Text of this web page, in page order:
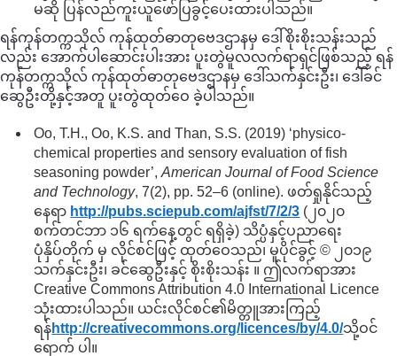
မဆို ပြန်လည်ကူးယူဖော်ပြခွင့်ပေးထားပါသည်။
ရန်ကုန်တက္ကသိုလ် ကုန်ထုတ်ဓာတုဗေဒဌာနမှ ဒေါ်စိုးစိုးသန်းသည်
လည်း အောက်ပါဆောင်းပါးအား ပူးတွဲမူလလက်ရာရှင်ဖြစ်သည့် ရန်
ကုန်တက္ကသိုလ် ကုန်ထုတ်ဓာတုဗေဒဌာနမှ ဒေါ်သက်နှင်းဦး၊ ဒေါ်ခင်
ဆွေဦးတို့နှင့်အတူ ပူးတွဲထုတ်ဝေ ခဲ့ပါသည်။
Oo, T.H., Oo, K.S. and Than, S.S. (2019) ‘physico-
chemical properties and sensory evaluation of fish
seasoning powder’,American Journal of Food Science
and Technology, 7(2), pp. 52–6 (online). ဖတ်ရှုနိုင်သည့်
နေရာ http://pubs.sciepub.com/ajfst/7/2/3 (၂၀၂၀
စက်တင်ဘာ ၁၆ ရက်နေ့တွင် ရရှိခဲ့) သိပ္ပံနှင့်ပညာရေး
ပုံနှိပ်တိုက် မှ လိုင်စင်ဖြင့် ထုတ်ဝေသည်၊ မူပိုင်ခွင့် © ၂၀၁၉
သက်နှင်းဦး၊ ခင်ဆွေဦးနှင့် စိုးစိုးသန်း ။ ဤလက်ရာအား
Creative Commons Attribution 4.0 International Licence
သုံးထားပါသည်။ ယင်းလိုင်စင်၏မိတ္တူအားကြည့်
ရန်http://creativecommons.org/licences/by/4.0/သို့ဝင်
ရောက် ပါ။